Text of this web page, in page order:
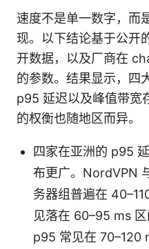
速度不是单一数字，而
现。以下结论基于公开
开数据，以及厂商在
的参数。结果显示，四
p95 延迟以及峰值带宽
的权衡也随地区而异。
四家在亚洲的 p95
布更广。NordVPN
务器组普遍在
见落在 60–95 ms
p95 常见在 70–120